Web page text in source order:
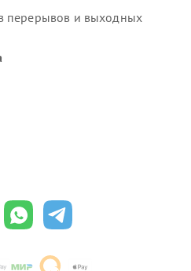
перерывов и выходных